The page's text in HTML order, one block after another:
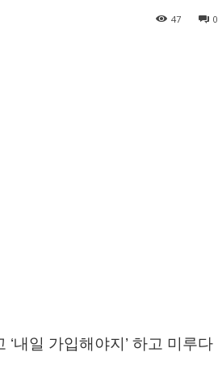
0
47
내일 가입해야지’ 하고 미루다